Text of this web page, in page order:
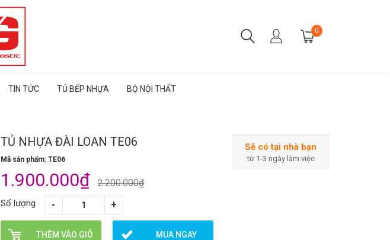
0
TIN TỨC TỦ BẾP NHỰA BỘ NỘI THẤT
TỦ NHỰA ĐÀI LOAN TE06
Mã sản phẩm: TE06
1.900.000₫ 2.200.000₫
Số lượng
THÊM VÀO GIỎ MUA NGAY
Sẽ có tại nhà bạn
từ 1-3 ngày làm việc